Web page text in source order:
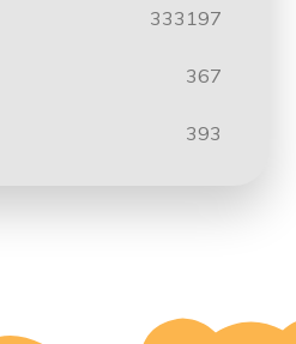
333197
367
393